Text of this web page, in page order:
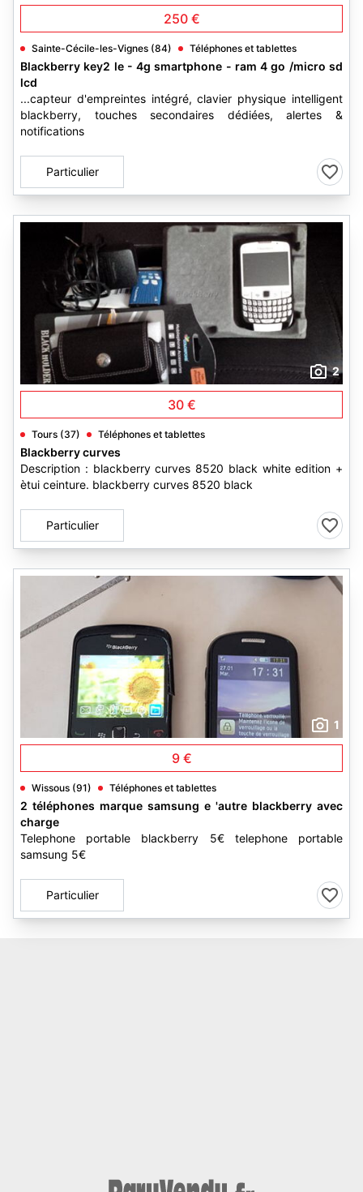
250 €
Sainte-Cécile-les-Vignes (84) Téléphones et tablettes
Blackberry key2 le - 4g smartphone - ram 4 go /micro sd
lcd
...capteur d'empreintes intégré, clavier physique intelligent
blackberry, touches secondaires dédiées, alertes &
notifications
Particulier
2
30 €
Tours (37) Téléphones et tablettes
Blackberry curves
Description : blackberry curves 8520 black white edition +
ètui ceinture. blackberry curves 8520 black
Particulier
1
9 €
Wissous (91) Téléphones et tablettes
2 téléphones marque samsung e 'autre blackberry avec
charge
Telephone portable blackberry 5€ telephone portable
samsung 5€
Particulier